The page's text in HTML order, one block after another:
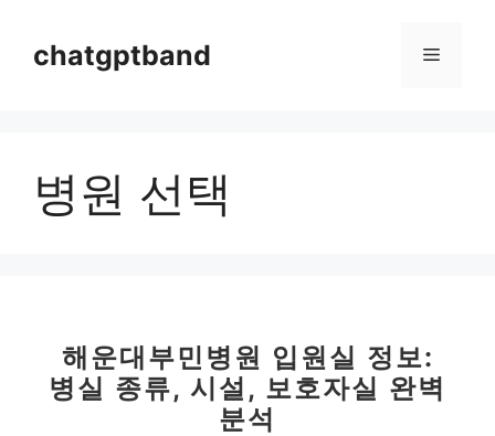
chatgptband 메
병원 선택
해운대부민병원 입원실 정보:
병실 종류, 시설, 보호자실 완벽
분석